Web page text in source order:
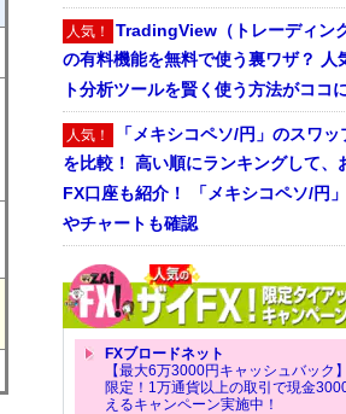
人気！ TradingView（トレーディン
の有料機能を無料で使う裏ワザ？ 人
ト分析ツールを賢く使う方法がココ
人気！ 「メキシコペソ/円」のスワッ
を比較！ 高い順にランキングして、
FX口座も紹介！ 「メキシコペソ/円
やチャートも確認
FXブロードネット
【最大6万3000円キャッシュバック
限定！1万通貨以上の取引で現金
えるキャンペーン実施中！